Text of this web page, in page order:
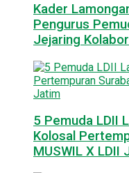
Kader
Pengurus
Jejaring
5 Pemuda LDII
Kolosal
MUSWIL X LDII